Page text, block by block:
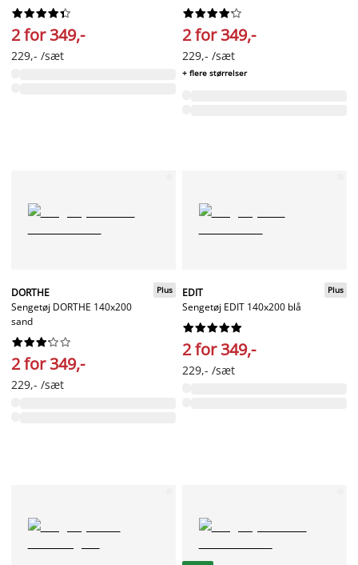






2 for 349,-
229,- /sæt






2 for 349,-
229,- /sæt
+ flere størrelser
DORTHE
Sengetøj DORTHE 140x200
sand
Plus






2 for 349,-
229,- /sæt
EDIT
Sengetøj EDIT 140x200 blå
Plus






2 for 349,-
229,- /sæt